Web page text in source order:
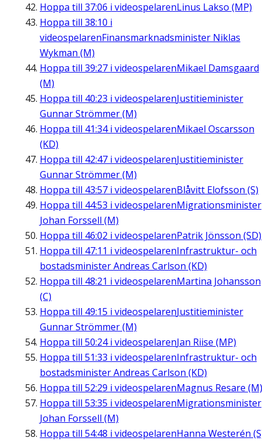
Hoppa till 37:06 i videospelarenLinus Lakso (MP)
Hoppa till 38:10 i
videospelarenFinansmarknadsminister Niklas
Wykman (M)
Hoppa till 39:27 i videospelarenMikael Damsgaard
(M)
Hoppa till 40:23 i videospelarenJustitieminister
Gunnar Strömmer (M)
Hoppa till 41:34i videospelarenMikael Oscarsson
(KD)
Hoppa till 42:47 i videospelarenJustitieminister
Gunnar Strömmer (M)
Hoppa till 43:57 i videospelarenBlåvitt Elofsson (S)
Hoppa till 44:53 i videospelarenMigrationsminister
Johan Forssell (M)
Hoppa till 46:02 i videospelarenPatrik Jönsson (SD)
Hoppa till 47:11 i videospelarenInfrastruktur- och
bostadsminister Andreas Carlson (KD)
Hoppa till 48:21 i videospelarenMartina Johansson
(C)
Hoppa till 49:15 i videospelarenJustitieminister
Gunnar Strömmer (M)
Hoppa till 50:24i videospelarenJan Riise (MP)
Hoppa till 51:33 i videospelarenInfrastruktur- och
bostadsminister Andreas Carlson (KD)
Hoppa till 52:29 i videospelarenMagnus Resare (M)
Hoppa till 53:35 i videospelarenMigrationsminister
Johan Forssell (M)
Hoppa till 54:48 i videospelarenHanna Westerén